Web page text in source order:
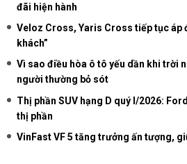
đãi hiện hành
Veloz Cross, Yaris Cross tiếp tục áp
khách”
Vì sao điều hòa ô tô yếu dần khi trời
người thường bỏ sót
Thị phần SUV hạng D quý I/2026:
thị phần
VinFast VF 5 tăng trưởng ấn tượng,